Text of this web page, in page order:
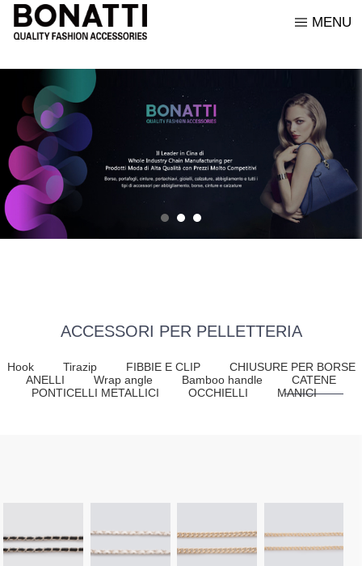
MENU
ACCESSORI PER PELLETTERIA
Hook Tirazip FIBBIE E CLIP
CHIUSURE PER BORSE
ANELLI
Wrap angle Bamboo handle
CATENE
PONTICELLI METALLICI
OCCHIELLI MANICI
IMPRESA
STORIA DEI MARCHI
ONORI E CERTIFICAZIONI
PELLETTERIA
ORNAMENTI
ACCESSORI
FILOSOPIA AZIENDALE
VALORI CHIAVE
I NOSTRI COLLEGHI
CONTATTI
ENGLISH
Italiano